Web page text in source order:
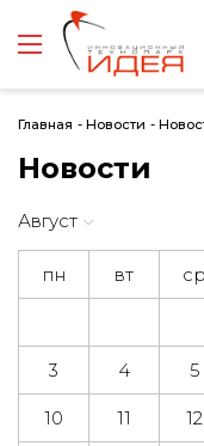
Главная - Новости -
Новости
Август
пн вт ср
3 4 5
10 11 12